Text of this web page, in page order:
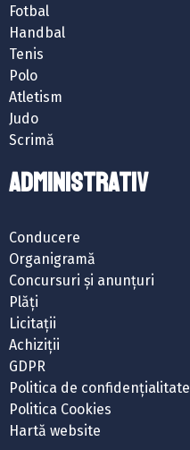
Fotbal
Handbal
Tenis
Polo
Atletism
Judo
Scrimă
ADMINISTRATIV
Conducere
Organigramă
Concursuri și anunțuri
Plăți
Licitații
Achiziții
GDPR
Politica de confidențialitate
Politica Cookies
Hartă website